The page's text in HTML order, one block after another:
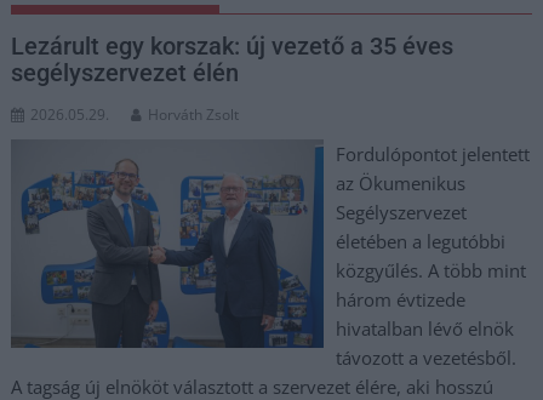
Lezárult egy korszak: új vezető a 35 éves
segélyszervezet élén
2026.05.29. Horváth Zsolt
Fordulópontot jelentett
az Ökumenikus
Segélyszervezet
életében a legutóbbi
közgyűlés. A több mint
három évtizede
hivatalban lévő elnök
távozott a vezetésből.
A tagság új elnököt választott a szervezet élére, aki hosszú